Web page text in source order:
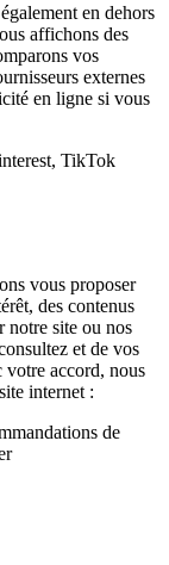
en dehors
affichons des
vos
externes
en ligne si vous
TikTok
vous proposer
des contenus
notre site ou nos
et de vos
votre accord, nous
internet :
de